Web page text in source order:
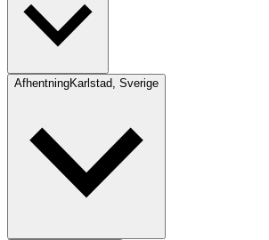
AfhentningKarlstad, Sverige